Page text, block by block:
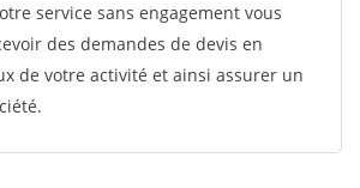
service sans engagement vous
des demandes de devis en
de votre activité et ainsi assurer un